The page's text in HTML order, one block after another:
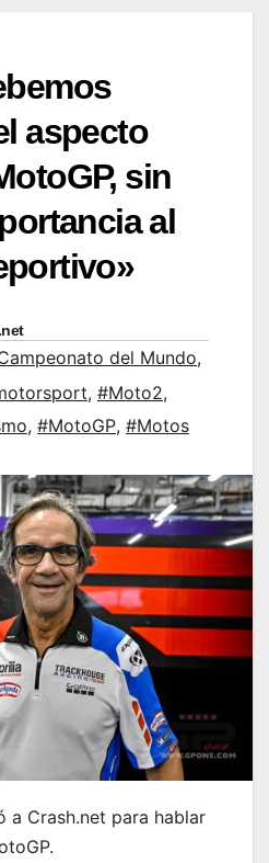
aspecto
sin
al
del Mundo,
, #Moto2,
, #MotoGP, #Motos
a Crash.net para hablar